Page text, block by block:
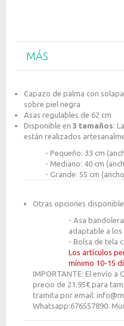
MÁS
Capazo de palma con
sobre piel negra
Asas regulables de 62 cm
Disponible en 3 tamaños:
están realizados
- Pequeño: 33 cm
- Mediano: 40 cm
- Grande: 55 cm (ancho)
Otras opciones
- Asa
adaptable a
- Bolsa de tela
Los artículos
mínimo 10-15
IMPORTANTE: El envío a
precio de 21.95€ para
tramita por email:
Whatsapp:676557890.